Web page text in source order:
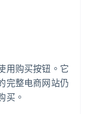
用购买按钮。它
完整电商网站仍
买。